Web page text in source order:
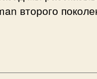
второго